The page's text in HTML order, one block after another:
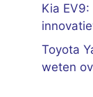
Kia
Toyota
weten